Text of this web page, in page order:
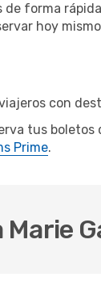
forma
hoy
con
tus
Prime.